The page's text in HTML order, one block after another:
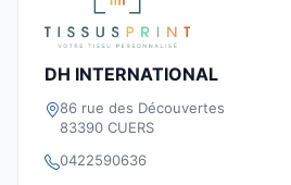
DH INTERNATIONAL
86 rue des Découvertes
83390 CUERS
0422590636